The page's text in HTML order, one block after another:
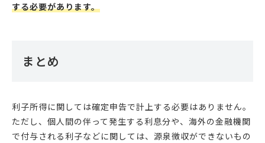
する必要があります。
まとめ
利子所得に関しては確定申告で計上する必要はありません。
ただし、個人間の伴って発生する利息分や、海外の金融機関
で付与される利子などに関しては、源泉徴収ができないもの